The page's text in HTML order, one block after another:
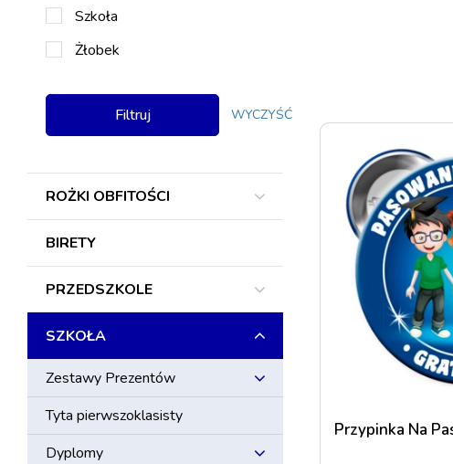
Szkoła
Żłobek
Filtruj WYCZYŚĆ
ROŻKI OBFITOŚCI
BIRETY
PRZEDSZKOLE
SZKOŁA
Zestawy Prezentów
Tyta pierwszoklasisty
Dyplomy
Przypinka Na